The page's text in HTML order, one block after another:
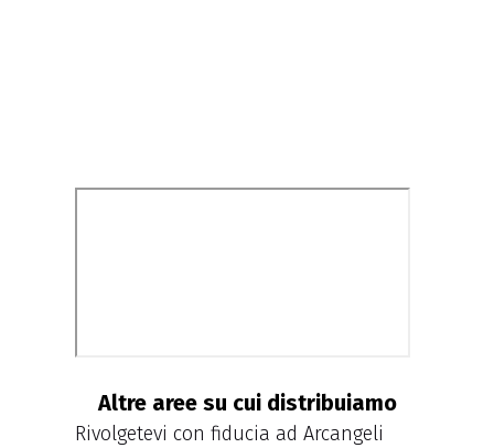
Altre aree su cui distribuiamo
Rivolgetevi con fiducia ad Arcangeli